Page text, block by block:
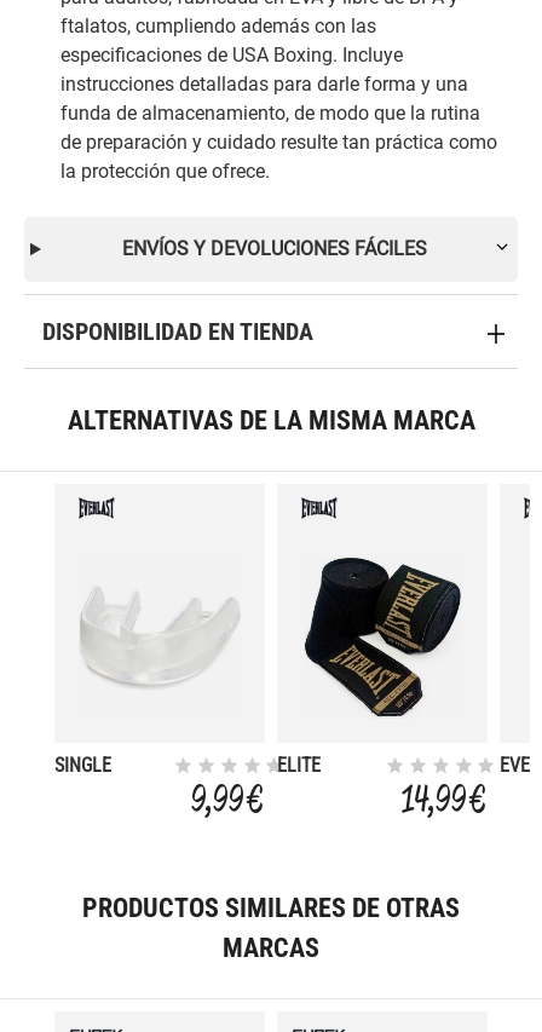
ftalatos, cumpliendo además con las
especificaciones de USA Boxing. Incluye
instrucciones detalladas para darle forma y una
funda de almacenamiento, de modo que la rutina
de preparación y cuidado resulte tan práctica como
la protección que ofrece.
ENVÍOS Y DEVOLUCIONES FÁCILES
DISPONIBILIDAD EN TIENDA
ALTERNATIVAS DE LA MISMA MARCA
SINGLE
9,99 €
ELITE
14,99 €
PRODUCTOS SIMILARES DE OTRAS
MARCAS